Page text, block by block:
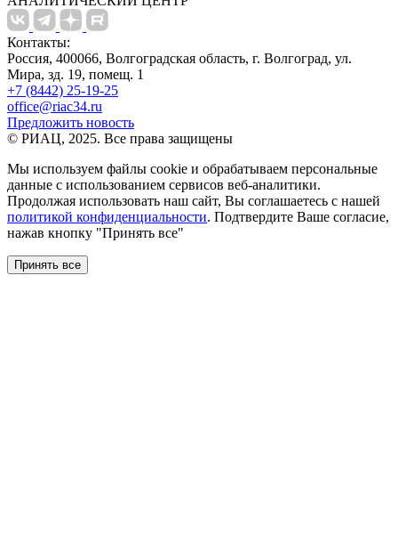
Контакты:
Россия, 400066, Волгоградская область, г. Волгоград, ул.
Мира, зд. 19, помещ. 1
+7 (8442) 25-19-25
office@riac34.ru
Предложить новость
© РИАЦ, 2025. Все права защищены
Мы используем файлы сookie и обрабатываем персональные
данные с использованием сервисов веб-аналитики.
Продолжая использовать наш сайт, Вы соглашаетесь с нашей
политикой конфиденциальности. Подтвердите Ваше согласие,
нажав кнопку "Принять все"
Принять все